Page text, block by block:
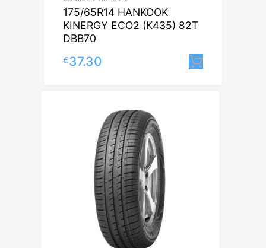
175/65R14 HANKOOK
KINERGY ECO2 (K435) 82T
DBB70
€37.30